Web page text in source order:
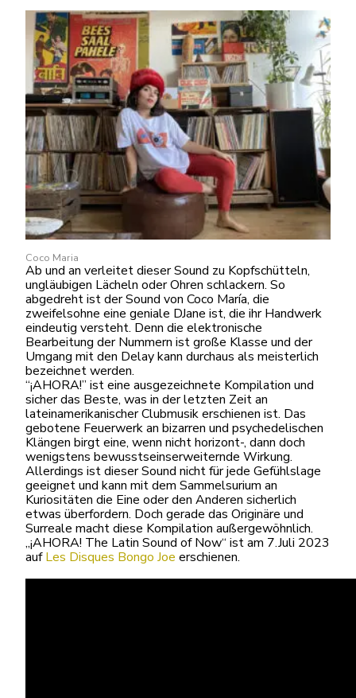
Coco Maria
Ab und an verleitet dieser Sound zu Kopfschütteln,
ungläubigen Lächeln oder Ohren schlackern. So
abgedreht ist der Sound von Coco María, die
zweifelsohne eine geniale DJane ist, die ihr Handwerk
eindeutig versteht. Denn die elektronische
Bearbeitung der Nummern ist große Klasse und der
Umgang mit den Delay kann durchaus als meisterlich
bezeichnet werden.
“¡AHORA!” ist eine ausgezeichnete Kompilation und
sicher das Beste, was in der letzten Zeit an
lateinamerikanischer Clubmusik erschienen ist. Das
gebotene Feuerwerk an bizarren und psychedelischen
Klängen birgt eine, wenn nicht horizont-, dann doch
wenigstens bewusstseinserweiternde Wirkung.
Allerdings ist dieser Sound nicht für jede Gefühlslage
geeignet und kann mit dem Sammelsurium an
Kuriositäten die Eine oder den Anderen sicherlich
etwas überfordern. Doch gerade das Originäre und
Surreale macht diese Kompilation außergewöhnlich.
„¡AHORA! The Latin Sound of Now“ ist am 7.Juli 2023
aufLes Disques Bongo Joe erschienen.